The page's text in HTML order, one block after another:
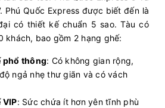
Phú Quốc Express được biết đến là
có thiết kế chuẩn 5 sao. Tàu có
khách, bao gồm 2 hạng ghế:
phổ thông: Có không gian rộng,
ngả nhẹ thư giãn và có vách
VIP: Sức chứa ít hơn yên tĩnh phù